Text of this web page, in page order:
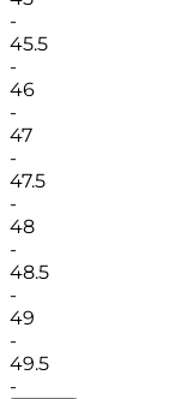
-
45.5
-
46
-
47
-
47.5
-
48
-
48.5
-
49
-
49.5
-